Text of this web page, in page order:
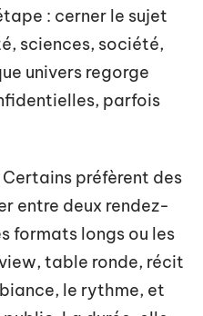
: cerner le sujet
sciences, société,
univers regorge
parfois
préfèrent des
entre deux rendez-
formats longs ou les
table ronde, récit
le rythme, et